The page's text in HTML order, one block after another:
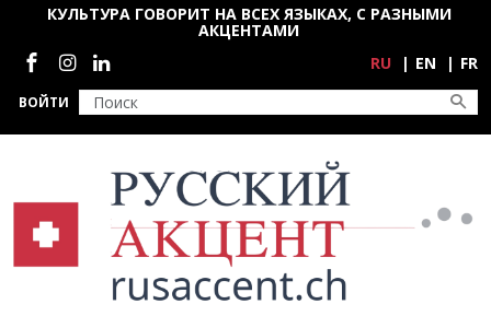
Перейти к основному содержанию
ВОЙТИ
КУЛЬТУРА ГОВОРИТ НА ВСЕХ ЯЗЫКАХ, С РАЗНЫМИ
АКЦЕНТАМИ
Социальные сети
RU EN FR